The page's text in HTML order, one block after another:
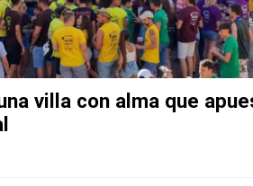
villa con alma que